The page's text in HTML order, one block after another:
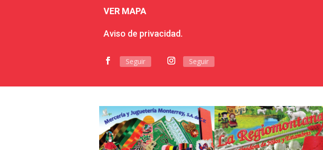
VER MAPA
Aviso de privacidad.
Seguir Seguir